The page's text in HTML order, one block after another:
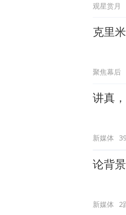
观星赏月
克里
聚焦幕后
讲真
新媒体
论背
新媒体 2